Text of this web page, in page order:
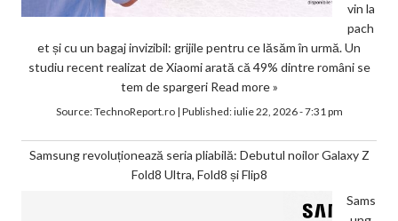
vin la
pach
et și cu un bagaj invizibil: grijile pentru ce lăsăm în urmă. Un
studiu recent realizat de Xiaomi arată că 49% dintre români se
tem de spargeri Read more »
Source:TechnoReport.ro| Published:iulie 22, 2026 - 7:31 pm
Samsung revoluționează seria pliabilă: Debutul noilor Galaxy Z
Fold8 Ultra, Fold8 și Flip8
Sams